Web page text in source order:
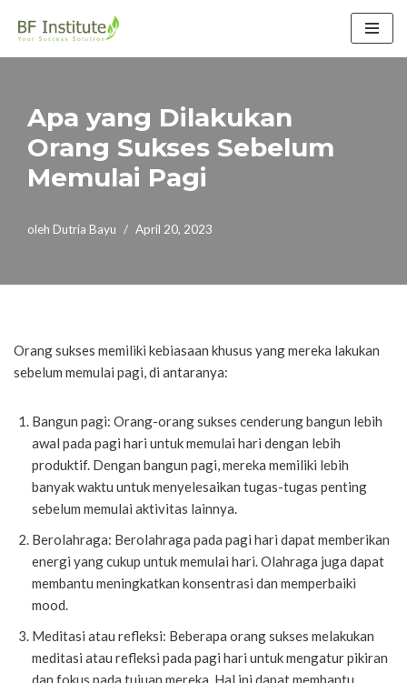
Apa yang Dilakukan
Orang Sukses Sebelum
Memulai Pagi
oleh Dutria Bayu April 20, 2023
Orang sukses memiliki kebiasaan khusus yang mereka lakukan
sebelum memulai pagi, di antaranya:
Bangun pagi: Orang-orang sukses cenderung bangun lebih
awal pada pagi hari untuk memulai hari dengan lebih
produktif. Dengan bangun pagi, mereka memiliki lebih
banyak waktu untuk menyelesaikan tugas-tugas penting
sebelum memulai aktivitas lainnya.
Berolahraga: Berolahraga pada pagi hari dapat memberikan
energi yang cukup untuk memulai hari. Olahraga juga dapat
membantu meningkatkan konsentrasi dan memperbaiki
mood.
Meditasi atau refleksi: Beberapa orang sukses melakukan
meditasi atau refleksi pada pagi hari untuk mengatur pikiran
dan fokus pada tujuan mereka. Hal ini dapat membantu